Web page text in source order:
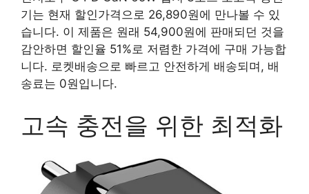
기는 현재 할인가격으로 26,890원에 만나볼 수 있
습니다. 이 제품은 원래 54,900원에 판매되던 것을
감안하면 할인율 51%로 저렴한 가격에 구매 가능합
니다. 로켓배송으로 빠르고 안전하게 배송되며, 배
송료는 0원입니다.
고속 충전을 위한 최적화